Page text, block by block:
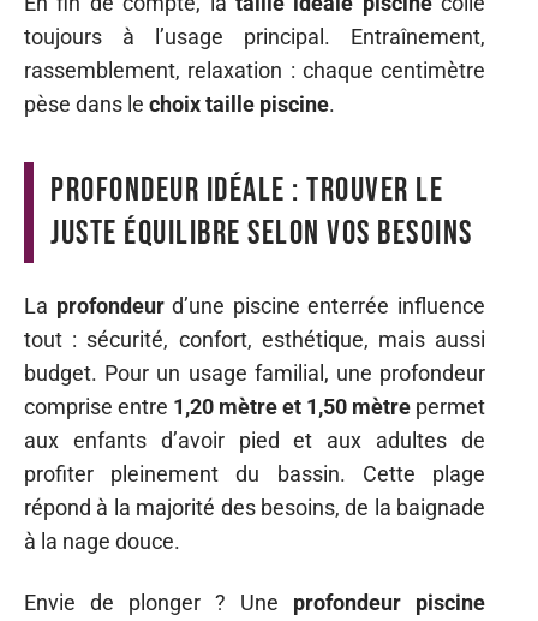
toujours à l’usage principal. Entraînement,
rassemblement, relaxation : chaque centimètre
pèse dans le choix taille piscine.
Profondeur idéale : trouver le
juste équilibre selon vos besoins
La profondeurd’une piscine enterrée influence
tout : sécurité, confort, esthétique, mais aussi
budget. Pour un usage familial, une profondeur
comprise entre 1,20 mètre et 1,50 mètre permet
aux enfants d’avoir pied et aux adultes de
profiter pleinement du bassin. Cette plage
répond à la majorité des besoins, de la baignade
à la nage douce.
Envie de plonger ? Une profondeur piscine